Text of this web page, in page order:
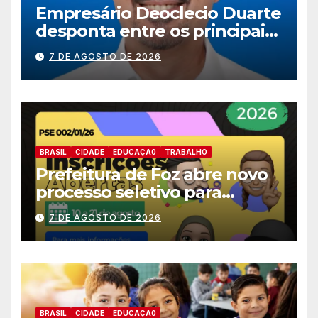
Empresário Deoclecio Duarte
desponta entre os principais
nomes do União Brasil para
deputado estadual
7 DE AGOSTO DE 2026
BRASIL CIDADE EDUCAÇÃ0 TRABALHO
Prefeitura de Foz abre novo
processo seletivo para
estagiários
7 DE AGOSTO DE 2026
BRASIL CIDADE EDUCAÇÃ0